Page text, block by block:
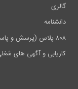
گالری
دانشنامه
۸۰۸ پلاس (پرسش و پاسخ)
کاریابی و آگهی های